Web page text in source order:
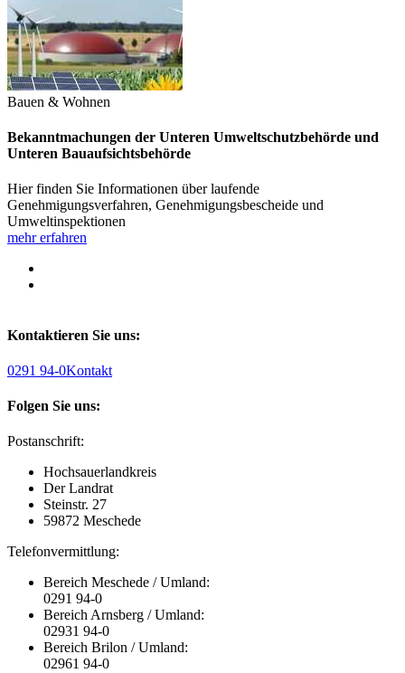
Bauen & Wohnen
Bekanntmachungen der Unteren Umweltschutzbehörde und
Unteren Bauaufsichtsbehörde
Hier finden Sie Informationen über laufende
Genehmigungsverfahren, Genehmigungsbescheide und
Umweltinspektionen
mehr erfahren
Kontaktieren Sie uns:
0291 94-0Kontakt
Folgen Sie uns:
Postanschrift:
Hochsauerlandkreis
Der Landrat
Steinstr. 27
59872 Meschede
Telefonvermittlung:
Bereich Meschede / Umland:
0291 94-0
Bereich Arnsberg / Umland:
02931 94-0
Bereich Brilon / Umland:
02961 94-0